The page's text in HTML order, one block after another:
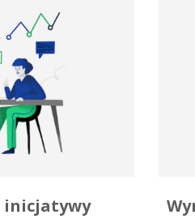
inicjatywy